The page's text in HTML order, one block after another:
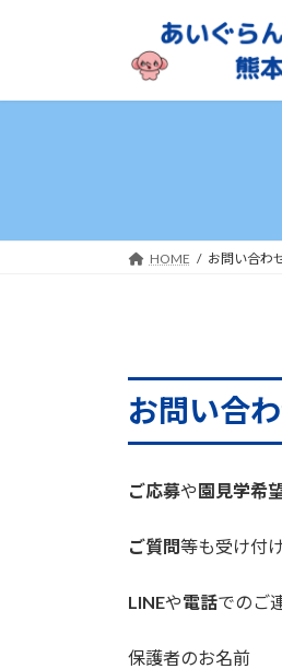
HOME お問い合わ
お問い合
ご応募や園見学希
ご質問等も受け付
LINEや電話でのご
保護者のお名前